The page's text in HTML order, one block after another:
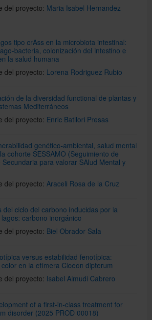
del proyecto: Maria Isabel Hernandez
tipo crAss en la microbiota intestinal:
bacteria, colonización del intestino e
la salud humana
del proyecto: Lorena Rodriguez Rubio
de la diversidad functional de plantas y
Mediterráneos
del proyecto: Enric Batllori Presas
genético-ambiental, salud mental
cohorte SESSAMO (Seguimiento de
Secundaria para valorar SAlud Mental y
del proyecto: Araceli Rosa de la Cruz
del ciclo del carbono inducidas por la
carbono inorgánico
del proyecto: Biel Obrador Sala
versus estabilidad fenotípica:
en la efímera Cloeon dipterum
del proyecto: Isabel Almudi Cabrero
of a first-in-class treatment for
disorder (2025 PROD 00018)